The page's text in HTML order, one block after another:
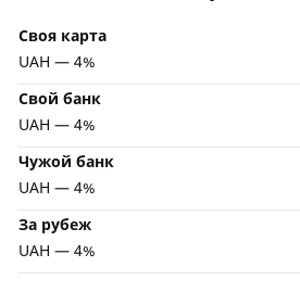
Своя карта
UAH — 4%
Свой банк
UAH — 4%
Чужой банк
UAH — 4%
За рубеж
UAH — 4%